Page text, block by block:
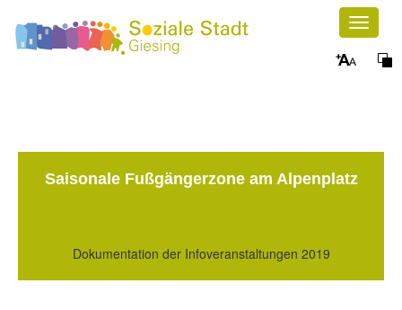
Toggle
Saisonale Fußgängerzone am Alpenplatz
Dokumentation der Infoveranstaltungen 2019